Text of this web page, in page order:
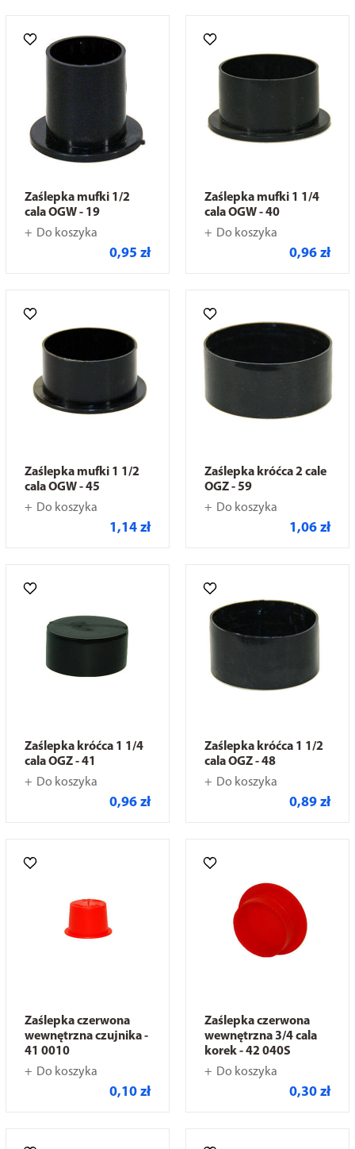
Zaślepka mufki 1/2
cala OGW - 19
Do koszyka
0,95 zł
Zaślepka mufki 1 1/4
cala OGW - 40
Do koszyka
0,96 zł
Zaślepka mufki 1 1/2
cala OGW - 45
Do koszyka
1,14 zł
Zaślepka króćca 2 cale
OGZ - 59
Do koszyka
1,06 zł
Zaślepka króćca 1 1/4
cala OGZ - 41
Do koszyka
0,96 zł
Zaślepka króćca 1 1/2
cala OGZ - 48
Do koszyka
0,89 zł
Zaślepka czerwona
wewnętrzna czujnika -
41 0010
Do koszyka
0,10 zł
Zaślepka czerwona
wewnętrzna 3/4 cala
korek - 42 040S
Do koszyka
0,30 zł